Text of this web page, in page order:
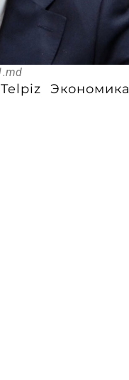
Экономика